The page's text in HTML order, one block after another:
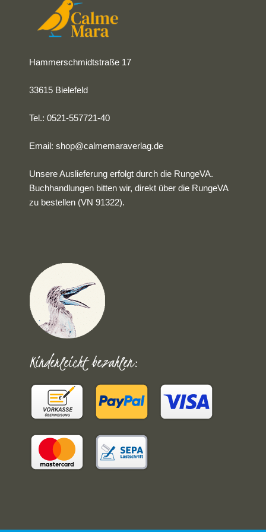
Hammerschmidtstraße 17
33615 Bielefeld
Tel.: 0521-557721-40
Email:shop@calmemaraverlag.de
Unsere Auslieferung erfolgt durch die RungeVA.
Buchhandlungen bitten wir, direkt über die RungeVA
zu bestellen (VN 91322).
Kinderleicht bezahlen: